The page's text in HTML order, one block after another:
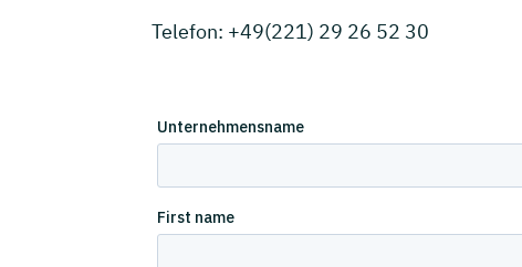
Telefon: +49(221) 29 26 52 30